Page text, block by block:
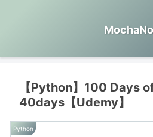
【Python】100 Days
40days【Udemy】
Python